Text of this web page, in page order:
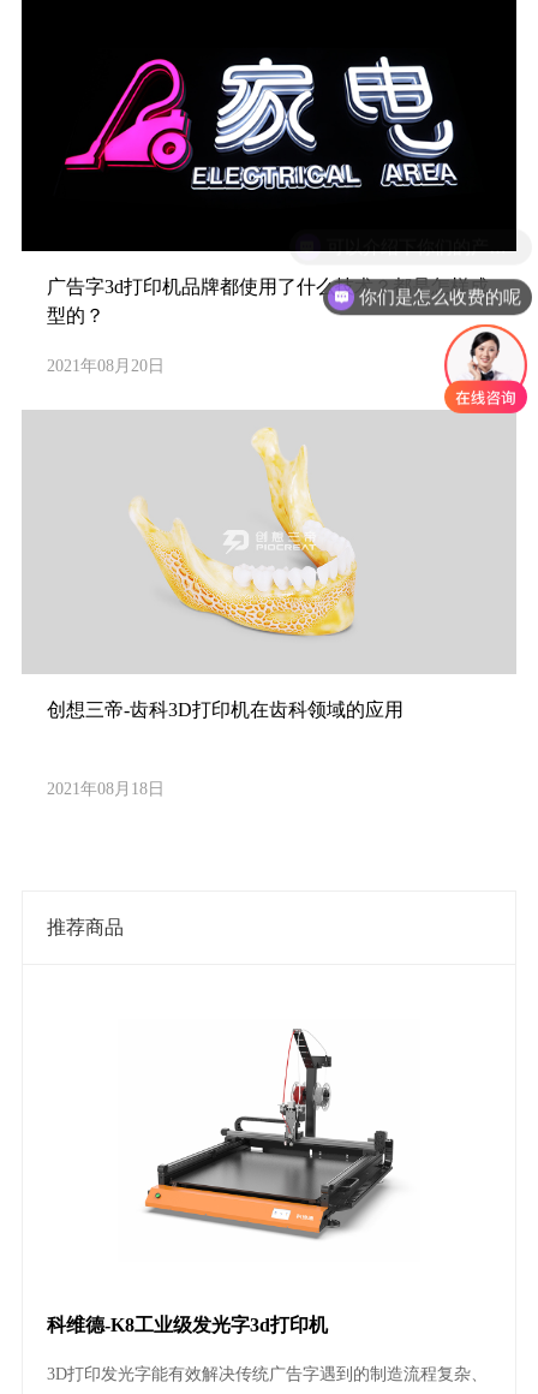
广告字3d打印机品牌都使用了什么技术？都是怎样成
型的？
2021年08月20日
创想三帝-齿科3D打印机在齿科领域的应用
2021年08月18日
推荐商品
科维德-K8工业级发光字3d打印机
3D打印发光字能有效解决传统广告字遇到的制造流程复杂、
你们是怎么收费的呢